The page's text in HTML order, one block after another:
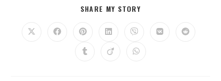
SHARE MY STORY